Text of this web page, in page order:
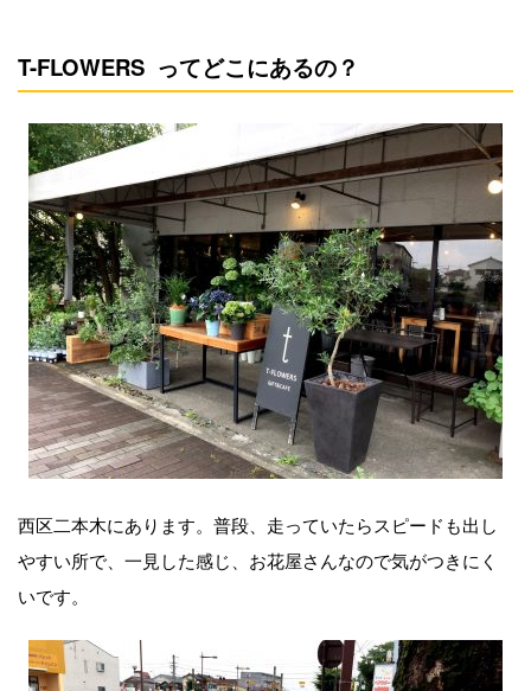
T-FLOWERS ってどこにあるの？
西区二本木にあります。普段、走っていたらスピードも出し
やすい所で、一見した感じ、お花屋さんなので気がつきにく
いです。